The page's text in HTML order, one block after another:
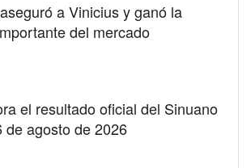
a Vinicius y ganó la
del mercado
el resultado oficial del Sinuano
de agosto de 2026